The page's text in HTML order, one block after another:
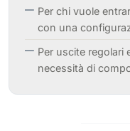
Per chi vuole
con una
Per uscite regolari
necessità di